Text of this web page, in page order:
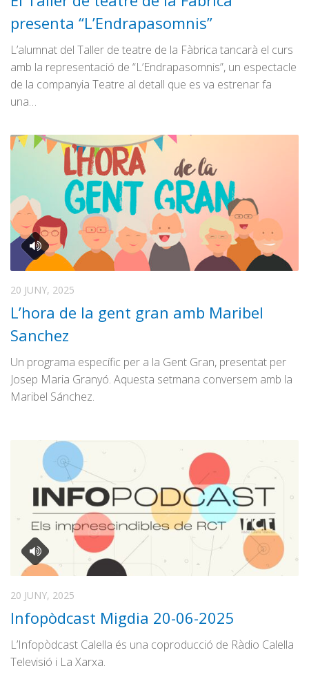
Publicitat
Contacte
presenta “L’Endrapasomnis”
L’alumnat del Taller de teatre de la Fàbrica tancarà el curs
amb la representació de “L’Endrapasomnis”, un espectacle
de la companyia Teatre al detall que es va estrenar fa
una…
20 JUNY, 2025
L’hora de la gent gran amb Maribel
Sanchez
Un programa específic per a la Gent Gran, presentat per
Josep Maria Granyó. Aquesta setmana conversem amb la
Maribel Sánchez.
20 JUNY, 2025
Infopòdcast Migdia 20-06-2025
L’Infopòdcast Calella és una coproducció de Ràdio Calella
Televisió i La Xarxa.